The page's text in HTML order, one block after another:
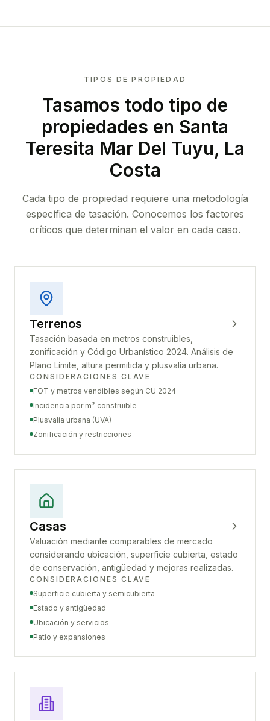
TIPOS DE PROPIEDAD
Tasamos todo tipo de
propiedades en Santa
Teresita Mar Del Tuyu, La
Costa
Cada tipo de propiedad requiere una metodología
específica de tasación. Conocemos los factores
críticos que determinan el valor en cada caso.
Terrenos
Tasación basada en metros construibles,
zonificación y Código Urbanístico 2024. Análisis de
Plano Límite, altura permitida y plusvalía urbana.
CONSIDERACIONES CLAVE
FOT y metros vendibles según CU 2024
Incidencia por m² construible
Plusvalía urbana (UVA)
Zonificación y restricciones
Casas
Valuación mediante comparables de mercado
considerando ubicación, superficie cubierta, estado
de conservación, antigüedad y mejoras realizadas.
CONSIDERACIONES CLAVE
Superficie cubierta y semicubierta
Estado y antigüedad
Ubicación y servicios
Patio y expansiones